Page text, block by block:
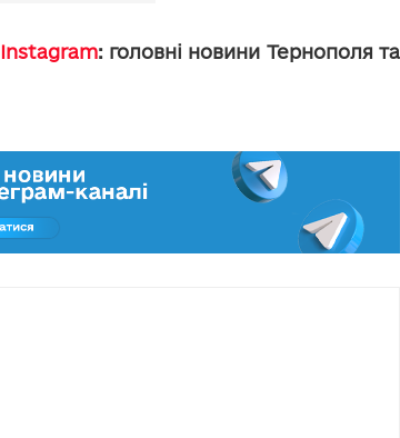
Instagram: головні новини Тернополя та